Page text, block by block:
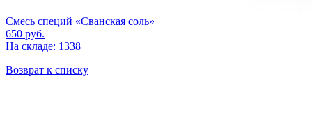
Смесь специй «Сванская соль»
650 руб.
На складе: 1338
Возврат к списку